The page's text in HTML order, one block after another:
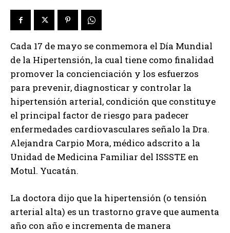
Cada 17 de mayo se conmemora el Día Mundial
de la Hipertensión, la cual tiene como finalidad
promover la concienciación y los esfuerzos
para prevenir, diagnosticar y controlar la
hipertensión arterial, condición que constituye
el principal factor de riesgo para padecer
enfermedades cardiovasculares señalo la Dra.
Alejandra Carpio Mora, médico adscrito a la
Unidad de Medicina Familiar del ISSSTE en
Motul. Yucatán.
La doctora dijo que la hipertensión (o tensión
arterial alta) es un trastorno grave que aumenta
año con año e incrementa de manera